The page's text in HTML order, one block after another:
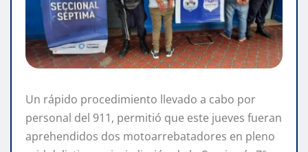
Un rápido procedimiento llevado a cabo por
personal del 911, permitió que este jueves fueran
aprehendidos dos motoarrebatadores en pleno